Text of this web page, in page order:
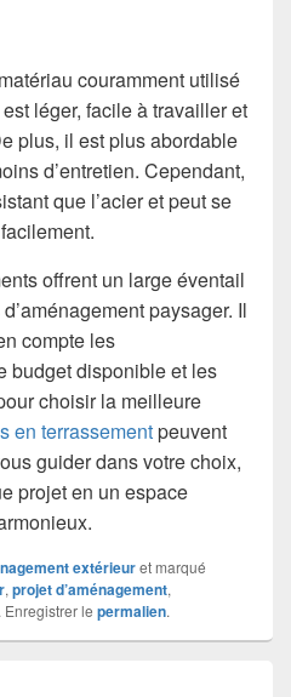
couramment utilisé
léger, facile à travailler et
plus, il est plus abordable
d’entretien. Cependant,
que l’acier et peut se
offrent un large éventail
paysager. Il
compte les
budget disponible et les
choisir la meilleure
en terrassementpeuvent
guider dans votre choix,
projet en un espace
extérieuret marqué
, projet d’aménagement,
. Enregistrer le permalien.